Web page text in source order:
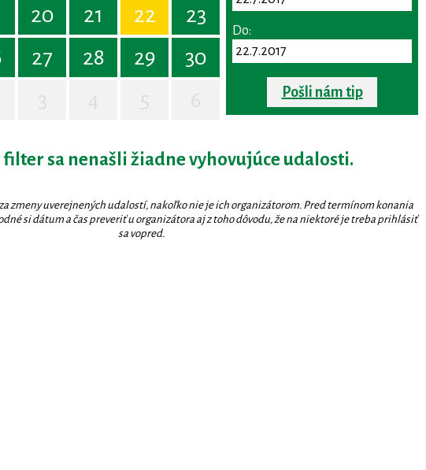
20 21 22
23
27 28 29
30
Do:
Pošli nám tip
filter sa nenašli žiadne vyhovujúce udalosti.
zmeny uverejnených udalostí, nakoľko nie je ich organizátorom. Pred termínom konania
si dátum a čas preveriť u organizátora aj z toho dôvodu, že na niektoré je treba prihlásiť
sa vopred.